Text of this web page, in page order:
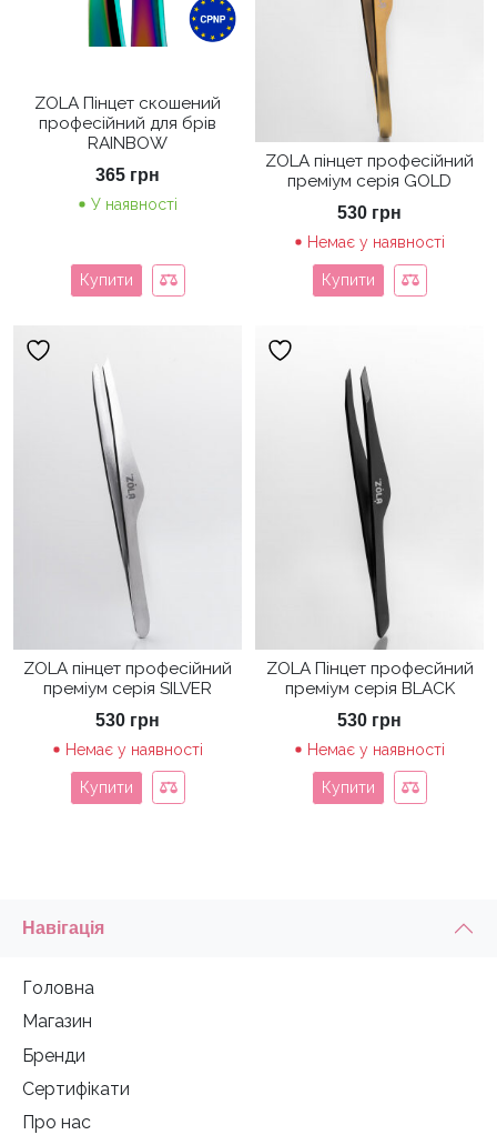
ZOLA Пінцет скошений
професійний для брів
RAINBOW
365 грн
У наявності
Купити
ZOLA пінцет професійний
преміум серія GOLD
530 грн
Немає у наявності
Купити
ZOLA пінцет професійний
преміум серія SILVER
530 грн
Немає у наявності
Купити
ZOLA Пінцет професйний
преміум серія BLACK
530 грн
Немає у наявності
Купити
Навігація
Головна
Магазин
Бренди
Сертифікати
Про нас